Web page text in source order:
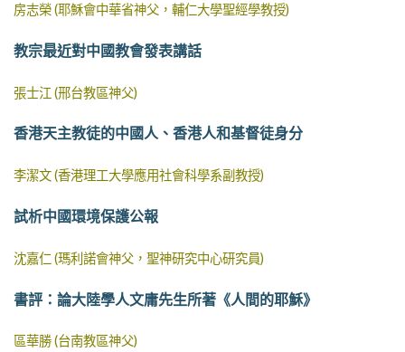
房志榮 (耶穌會中華省神父，輔仁大學聖經學教授)
教宗最近對中國教會發表講話
張士江 (邢台教區神父)
香港天主教徒的中國人、香港人和基督徒身分
李潔文 (香港理工大學應用社會科學系副教授)
試析中國環境保護公報
沈嘉仁 (瑪利諾會神父，聖神研究中心研究員)
書評：論大陸學人文庸先生所著《人間的耶穌》
區華勝 (台南教區神父)